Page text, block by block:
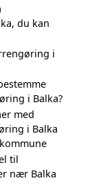
du kan
i
i Balka?
med
i Balka
til
nær Balka